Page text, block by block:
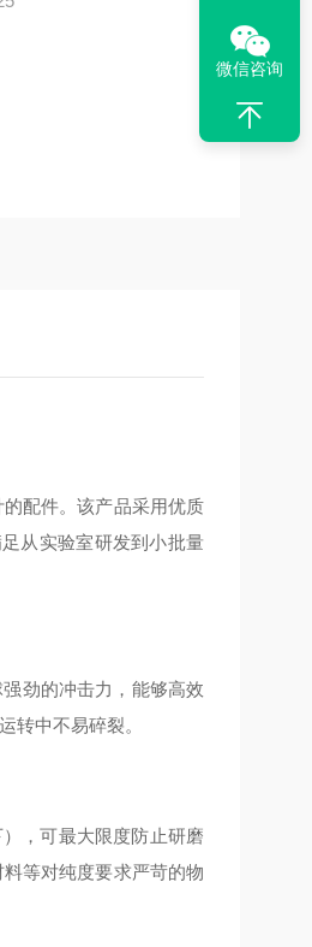
配件。该产品采用优质
从实验室研发到小批量
劲的冲击力，能够高效
转中不易碎裂。
，可最大限度防止研磨
等对纯度要求严苛的物
微信咨询